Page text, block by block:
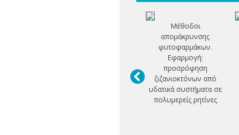
Μέθοδοι
απομάκρυνσης
φυτοφαρμάκων.
Εφαρμογή:
προσρόφηση
ζιζανιοκτόνων από
υδατικά συστήματα σε
πολυμερείς ρητίνες